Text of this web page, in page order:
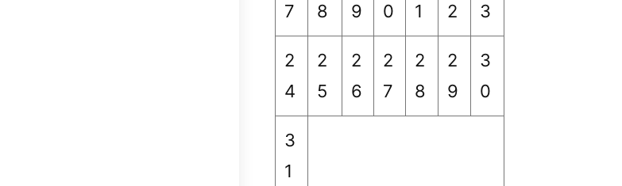
7
8
9
0
1
2
3
2
4
2
5
2
6
2
7
2
8
2
9
3
0
3
1